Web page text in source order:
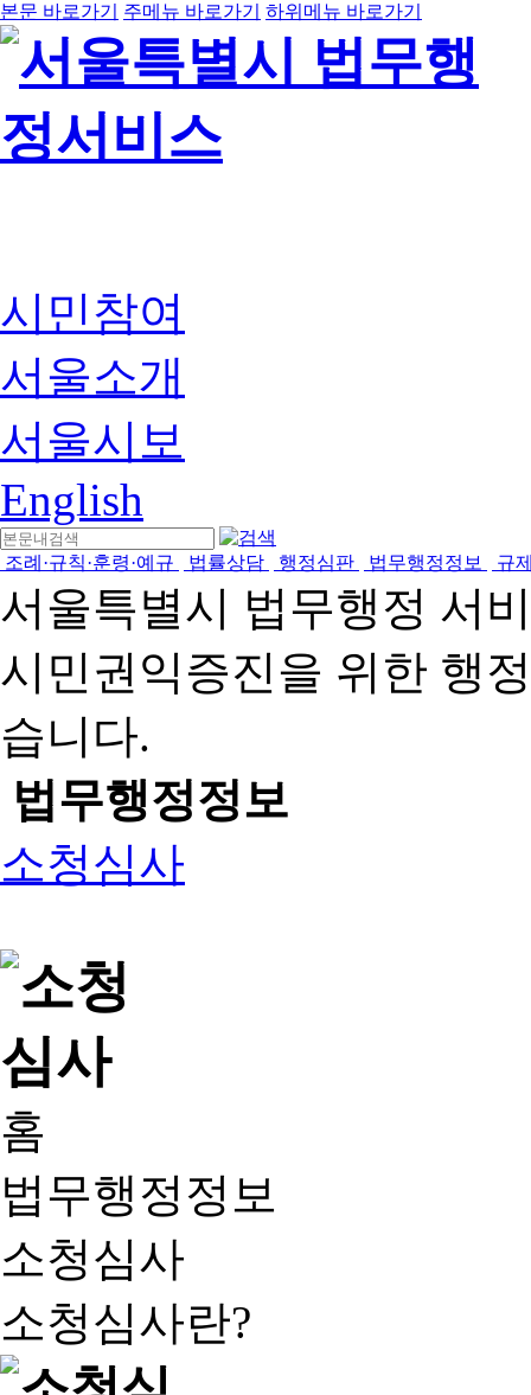
본문 바로가기 주메뉴 바로가기 하위메뉴 바로가기
시민참여
서울소개
서울시보
English
조례·규칙·훈령·예규 법률상담 행정심판 법무행정정보 규
서울특별시 법무행정 서
시민권익증진을 위한 행
습니다.
법무행정정보
소청심사
홈
법무행정정보
소청심사
소청심사란?